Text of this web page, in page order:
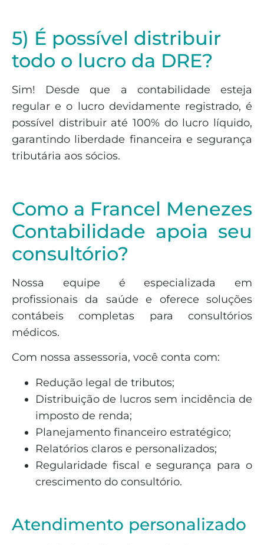
5) É possível distribuir
todo o lucro da DRE?
Sim! Desde que a contabilidade esteja
regular e o lucro devidamente registrado, é
possível distribuir até 100% do lucro líquido,
garantindo liberdade financeira e segurança
tributária aos sócios.
Como a Francel Menezes
Contabilidade apoia seu
consultório?
Nossa equipe é especializada em
profissionais da saúde e oferece soluções
contábeis completas para consultórios
médicos.
Com nossa assessoria, você conta com:
Redução legal de tributos;
Distribuição de lucros sem incidência de
imposto de renda;
Planejamento financeiro estratégico;
Relatórios claros e personalizados;
Regularidade fiscal e segurança para o
crescimento do consultório.
Atendimento personalizado